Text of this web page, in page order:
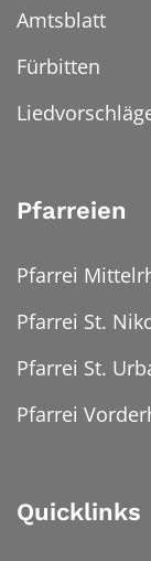
Amtsblatt
Fürbitten
Pfarreien
Pfarrei
Pfarrei St.
Pfarrei St.
Pfarrei
Quicklinks